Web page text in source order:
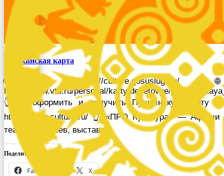
Пушкинская карта
🌐 https://culture.gosuslugi.ru/ 🌐
https://www.vtb.ru/personal/karty/debetovye/
👆как оформить и получить Пушкинскую карту 🌐
https://www.culture.ru/ 👆 «ПРО Культура» — Афиши
театров, музеев, выставок,
Поделиться ссылкой:
Facebook X